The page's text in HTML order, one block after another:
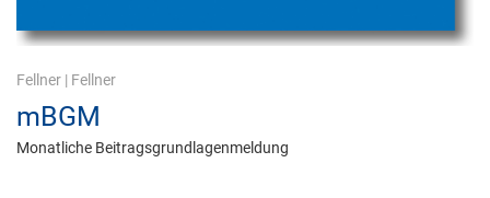
Fellner | Fellner
mBGM
Monatliche Beitragsgrundlagenmeldung